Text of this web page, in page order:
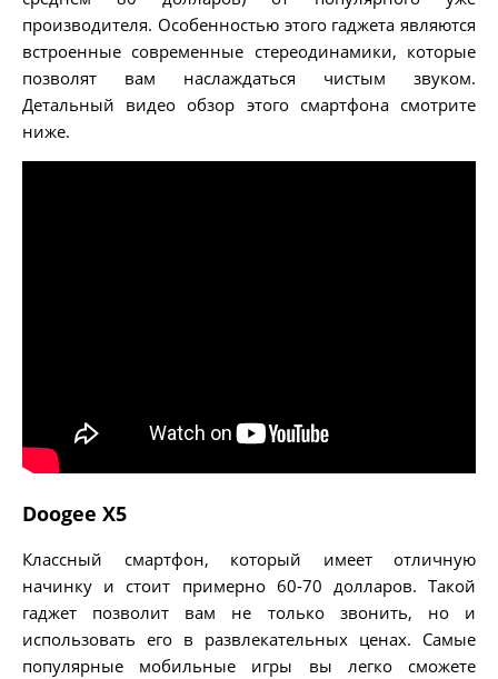
производителя. Особенностью этого гаджета являются
встроенные современные стереодинамики, которые
позволят вам наслаждаться чистым звуком.
Детальный видео обзор этого смартфона смотрите
ниже.
Doogee X5
Классный смартфон, который имеет отличную
начинку и стоит примерно 60-70 долларов. Такой
гаджет позволит вам не только звонить, но и
использовать его в развлекательных ценах. Самые
популярные мобильные игры вы легко сможете